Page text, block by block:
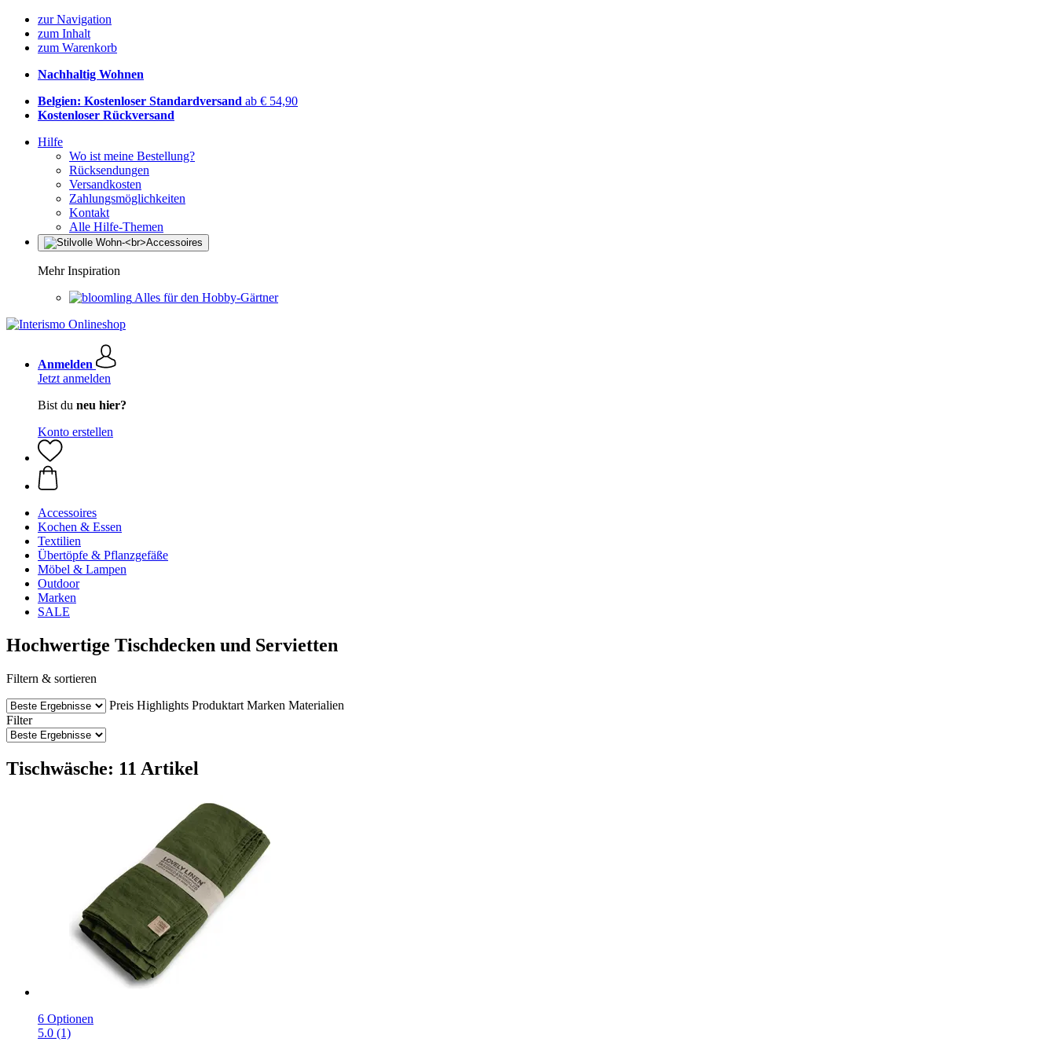
zur Navigation
zum Inhalt
zum Warenkorb
Nachhaltig Wohnen
Belgien: Kostenloser Standardversand ab € 54,90
Kostenloser Rückversand
Hilfe
Wo ist meine Bestellung?
Rücksendungen
Versandkosten
Zahlungsmöglichkeiten
Kontakt
Alle Hilfe-Themen
Mehr Inspiration
Alles für den Hobby-Gärtner
Anmelden
Jetzt anmelden
Bist du neu hier?
Konto erstellen
Accessoires
Kochen & Essen
Textilien
Übertöpfe & Pflanzgefäße
Möbel & Lampen
Outdoor
Marken
SALE
Hochwertige Tischdecken und Servietten
Filtern & sortieren
Preis Highlights Produktart Marken Materialien
Filter
Tischwäsche: 11 Artikel
6 Optionen
5.0 (1)